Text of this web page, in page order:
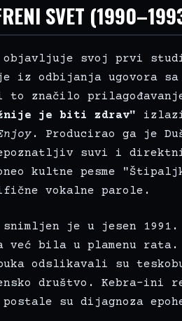
SVET
objavljuje svoj prvi
iz odbijanja ugovora sa
to značilo
je biti zdrav"
. Producirao ga je
suvi i
kultne pesme
vokalne parole.
snimljen je u jesen
već bila u plamenu rata.
odslikavali su
društvo. Kebra-ini
postale su dijagnoza